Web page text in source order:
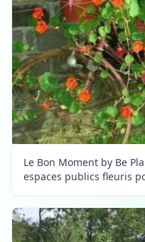
Le Bon Moment by Be
espaces publics fleuris